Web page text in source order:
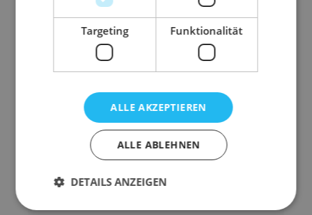
widersteht
Abmessung
50 mm x 990 m (B x
L)
Abroll-Geräusch
laut
Material
Qualität
50 mµ Gesamtdicke
Rollenart
Maschinenrollen
Targeting Funktionalität
ALLE AKZEPTIEREN
ALLE ABLEHNEN
DETAILS ANZEIGEN